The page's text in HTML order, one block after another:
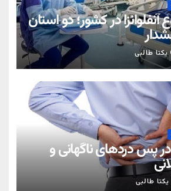
در کشور؛ دو استان
یکتا طالبی
پس دردهای ناگهانی و
یکتا طالبی